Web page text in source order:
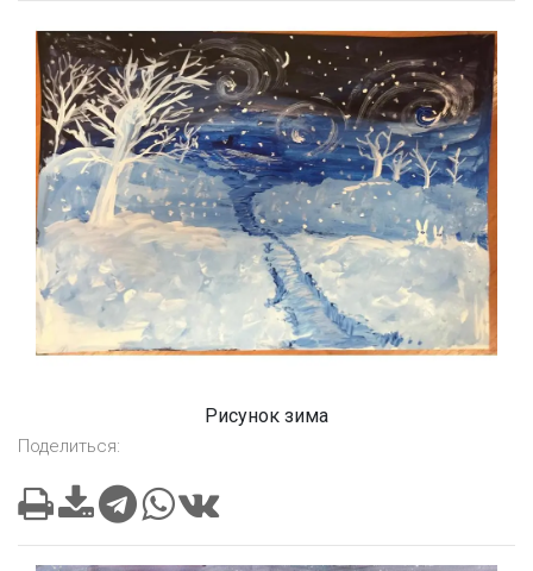
Рисунок зима
Поделиться: